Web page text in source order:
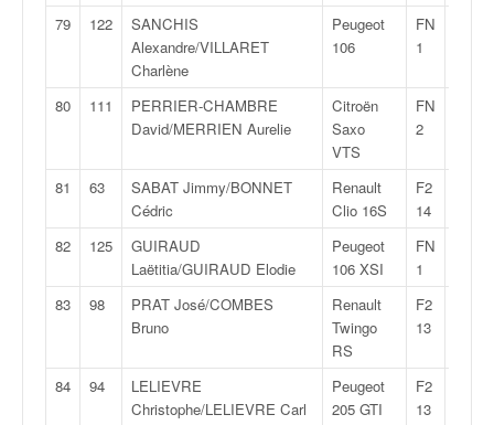
79 122
SANCHIS
Alexandre/VILLARET
Charlène
Peugeot
106
FN
1
80 111
PERRIER-CHAMBRE
David/MERRIEN Aurelie
Citroën
Saxo
VTS
FN
2
81 63
SABAT Jimmy/BONNET
Cédric
Renault
Clio 16S
F2
14
82 125
GUIRAUD
Laëtitia/GUIRAUD Elodie
Peugeot
106 XSI
FN
1
83 98
PRAT José/COMBES
Bruno
Renault
Twingo
RS
F2
13
84 94
LELIEVRE
Christophe/LELIEVRE Carl
Peugeot
205 GTI
F2
13